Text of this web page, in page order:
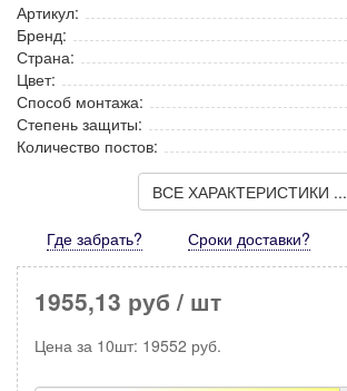
Артикул:
Бренд:
Страна:
Цвет:
Способ монтажа:
Степень защиты:
Количество постов:
ВСЕ ХАРАКТЕРИСТИКИ ...
Где забрать? Сроки доставки?
1955,13 руб / шт
Цена за 10шт: 19552 руб.